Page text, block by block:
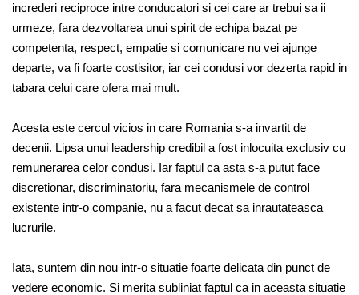
increderi reciproce intre conducatori si cei care ar trebui sa ii
urmeze, fara dezvoltarea unui spirit de echipa bazat pe
competenta, respect, empatie si comunicare nu vei ajunge
departe, va fi foarte costisitor, iar cei condusi vor dezerta rapid in
tabara celui care ofera mai mult.
Acesta este cercul vicios in care Romania s-a invartit de
decenii. Lipsa unui leadership credibil a fost inlocuita exclusiv cu
remunerarea celor condusi. Iar faptul ca asta s-a putut face
discretionar, discriminatoriu, fara mecanismele de control
existente intr-o companie, nu a facut decat sa inrautateasca
lucrurile.
Iata, suntem din nou intr-o situatie foarte delicata din punct de
vedere economic. Si merita subliniat faptul ca in aceasta situatie